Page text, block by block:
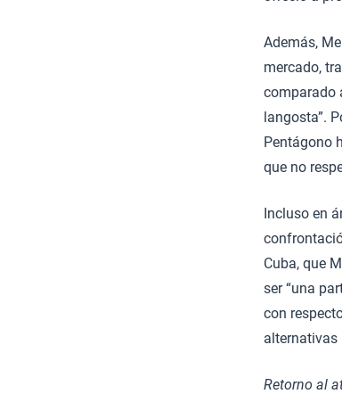
Además,
mercado,
comparado
langosta”.
Pentágono
que no
Incluso en
Cuba, que
ser “una
con
alternativas
Retorno al